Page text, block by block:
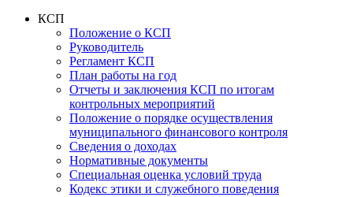
КСП
Положение о КСП
Руководитель
Регламент КСП
План работы на год
Отчеты и заключения КСП по итогам
контрольных мероприятий
Положение о порядке осуществления
муниципального финансового контроля
Сведения о доходах
Нормативные документы
Специальная оценка условий труда
Кодекс этики и служебного поведения